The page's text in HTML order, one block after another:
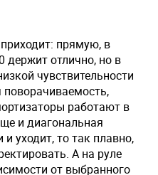
прямую, в
держит отлично, но в
чувствительности
поворачиваемость,
работают в
и диагональная
и уходит, то так плавно,
А на руле
от выбранного